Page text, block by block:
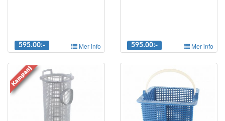
595.00:- Mer info 595.00:- Mer info